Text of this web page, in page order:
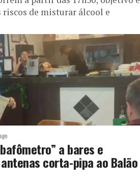
riscos de misturar álcool e
a bares e
corta-pipa ao Balão